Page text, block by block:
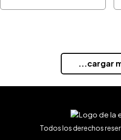
...cargar
Todos los derechos